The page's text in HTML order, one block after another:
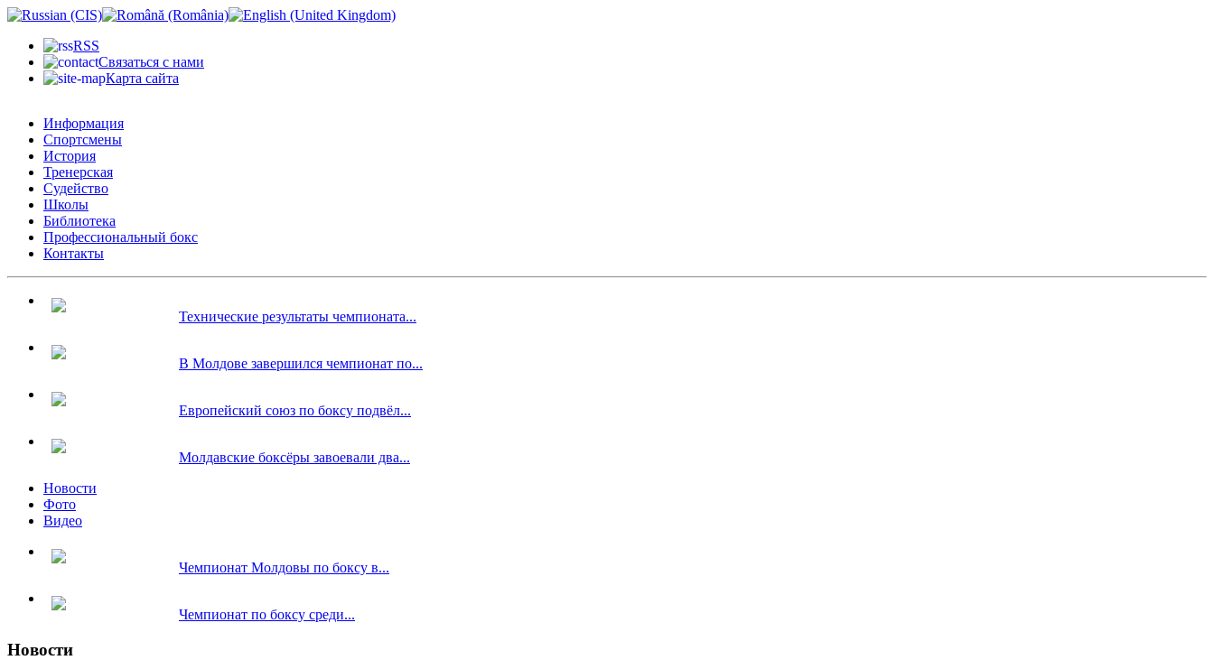
RSS
Связаться с нами
Карта сайта
Информация
Спортсмены
История
Тренерская
Судейство
Школы
Библиотека
Профессиональный бокс
Контакты
Технические результаты чемпионата...
В Молдове завершился чемпионат по...
Европейский союз по боксу подвёл...
Молдавские боксёры завоевали два...
Новости
Фото
Видео
Чемпионат Молдовы по боксу в...
Чемпионат по боксу среди...
Новости